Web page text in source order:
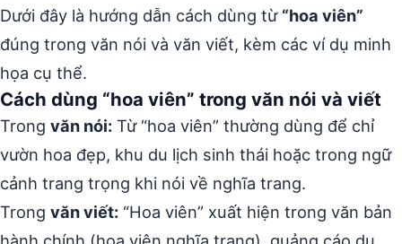
Dưới đây là hướng dẫn cách dùng từ “hoa viên”
đúng trong văn nói và văn viết, kèm các ví dụ minh
họa cụ thể.
Cách dùng “hoa viên” trong văn nói và viết
Trong văn nói: Từ “hoa viên” thường dùng để chỉ
vườn hoa đẹp, khu du lịch sinh thái hoặc trong ngữ
cảnh trang trọng khi nói về nghĩa trang.
Trong văn viết: “Hoa viên” xuất hiện trong văn bản